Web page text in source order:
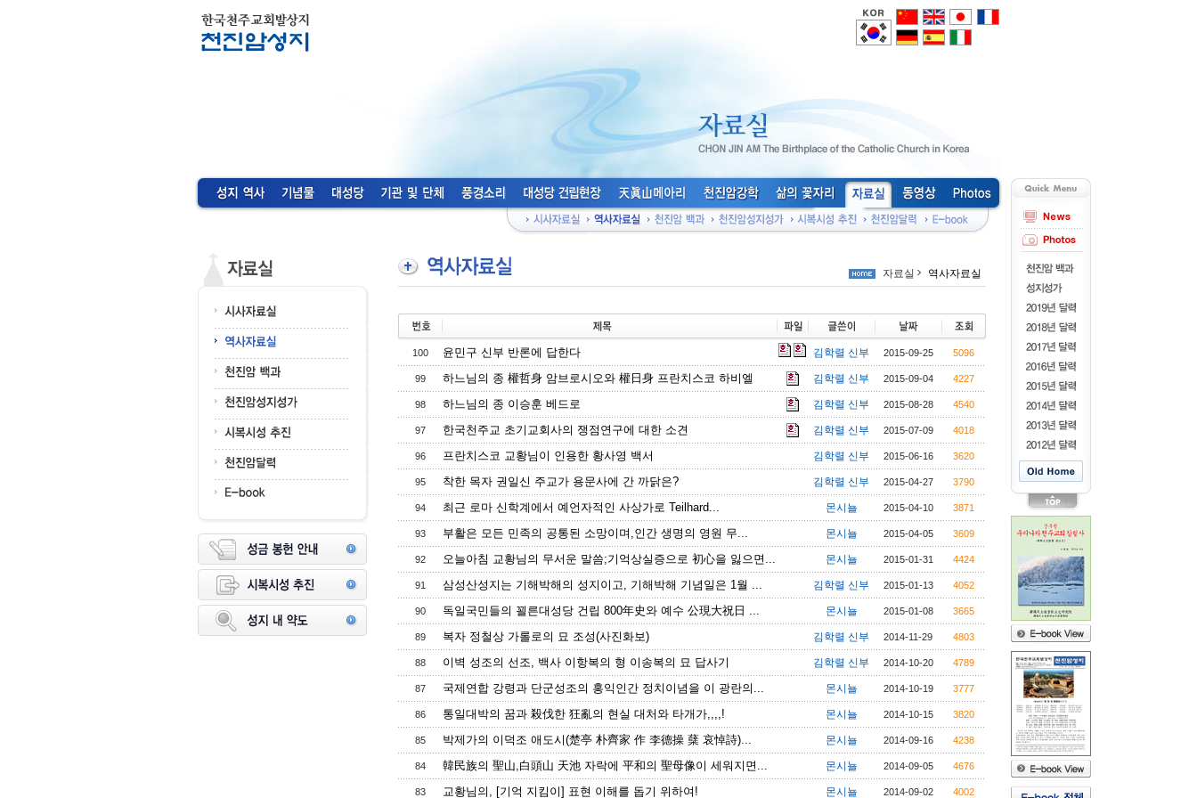
자료실 역사자료실
100 윤민구 신부 반론에 답한다 김학렬 신부 2015-09-25 5096
99 하느님의 종 權哲身 암브로시오와 權日身 프란치스코 하비엘 김학렬 신부 2015-09-04 4227
98 하느님의 종 이승훈 베드로 김학렬 신부 2015-08-28 4540
97 한국천주교 초기교회사의 쟁점연구에 대한 소견 김학렬 신부 2015-07-09 4018
96 프란치스코 교황님이 인용한 황사영 백서 김학렬 신부 2015-06-16 3620
95 착한 목자 권일신 주교가 용문사에 간 까닭은? 김학렬 신부 2015-04-27 3790
94 최근 로마 신학계에서 예언자적인 사상가로 Teilhard... 몬시뇰 2015-04-10 3871
93 부활은 모든 민족의 공통된 소망이며,인간 생명의 영원 무... 몬시뇰 2015-04-05 3609
92 오늘아침 교황님의 무서운 말씀;기억상실증으로 初心을 잃으면... 몬시뇰 2015-01-31 4424
91 삼성산성지는 기해박해의 성지이고, 기해박해 기념일은 1월 ... 김학렬 신부 2015-01-13 4052
90 독일국민들의 꾈른대성당 건립 800年史와 예수 公現大祝日 ... 몬시뇰 2015-01-08 3665
89 복자 정철상 가롤로의 묘 조성(사진화보) 김학렬 신부 2014-11-29 4803
88 이벽 성조의 선조, 백사 이항복의 형 이송복의 묘 답사기 김학렬 신부 2014-10-20 4789
87 국제연합 강령과 단군성조의 홍익인간 정치이념을 이 광란의... 몬시뇰 2014-10-19 3777
86 통일대박의 꿈과 殺伐한 狂亂의 현실 대처와 타개가,,,,! 몬시뇰 2014-10-15 3820
85 박제가의 이덕조 애도시(楚亭 朴齊家 作 李德操 蘖 哀悼詩)... 몬시뇰 2014-09-16 4238
84 韓民族의 聖山,白頭山 天池 자락에 平和의 聖母像이 세워지면... 몬시뇰 2014-09-05 4676
83 교황님의, [기억 지킴이] 표현 이해를 돕기 위하여! 몬시뇰 2014-09-02 4002